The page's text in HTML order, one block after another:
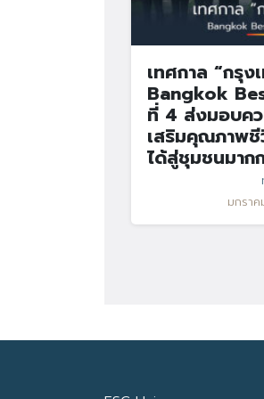
เทศกาล “กรุง
Bangkok
ที่ 4 ส่งมอบค
เสริมคุณภาพชี
ได้สู่ชุมชนมาก
มกรา